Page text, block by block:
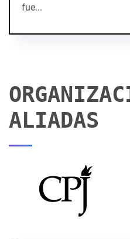
fue...
ALIADAS